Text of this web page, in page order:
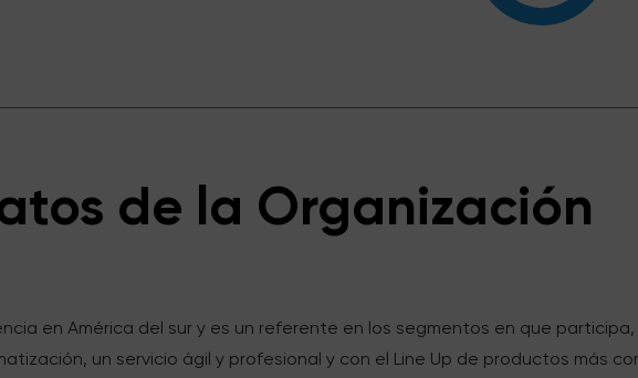
de la Organización
en América del sur y es un referente en los segmentos en que
un servicio ágil y profesional y con el Line Up de productos más